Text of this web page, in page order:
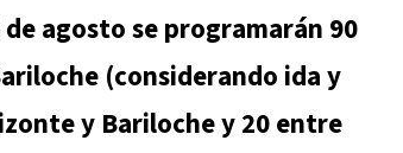
agosto se programarán 90
(considerando ida y
y Bariloche y 20 entre